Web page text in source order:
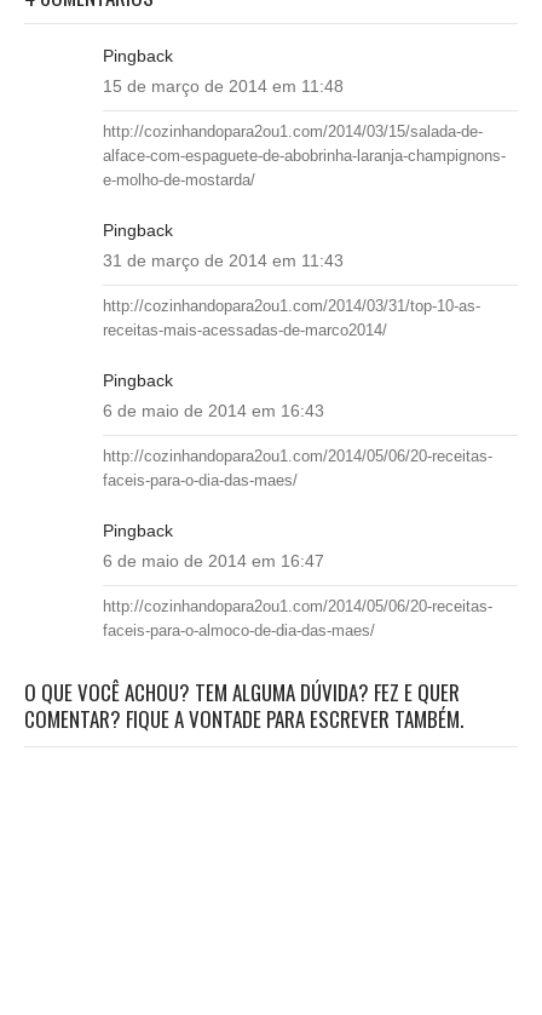
Pingback
15 de março de 2014 em 11:48
http://cozinhandopara2ou1.com/2014/03/15/salada-de-
alface-com-espaguete-de-abobrinha-laranja-champignons-
e-molho-de-mostarda/
Pingback
31 de março de 2014 em 11:43
http://cozinhandopara2ou1.com/2014/03/31/top-10-as-
receitas-mais-acessadas-de-marco2014/
Pingback
6 de maio de 2014 em 16:43
http://cozinhandopara2ou1.com/2014/05/06/20-receitas-
faceis-para-o-dia-das-maes/
Pingback
6 de maio de 2014 em 16:47
http://cozinhandopara2ou1.com/2014/05/06/20-receitas-
faceis-para-o-almoco-de-dia-das-maes/
O QUE VOCÊ ACHOU? TEM ALGUMA DÚVIDA? FEZ E QUER
COMENTAR? FIQUE A VONTADE PARA ESCREVER TAMBÉM.